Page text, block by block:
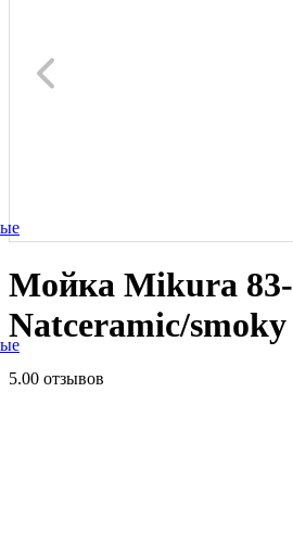
Мойка Mikura
Natceramic/
5.00 отзывов